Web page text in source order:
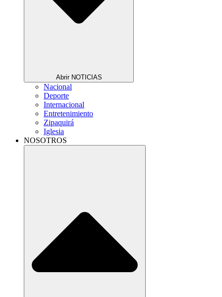
Abrir NOTICIAS
Nacional
Deporte
Internacional
Entretenimiento
Zipaquirá
Iglesia
NOSOTROS